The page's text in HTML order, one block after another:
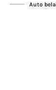
Auto